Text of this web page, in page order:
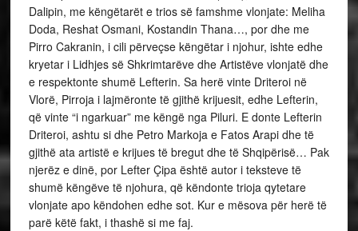
Dalipin, me këngëtarët e trios së famshme vlonjate: Meliha
Doda, Reshat Osmani, Kostandin Thana…, por dhe me
Pirro Cakranin, i cili përveçse këngëtar i njohur, ishte edhe
kryetar i Lidhjes së Shkrimtarëve dhe Artistëve vlonjatë dhe
e respektonte shumë Lefterin. Sa herë vinte Driteroi në
Vlorë, Pirroja i lajmëronte të gjithë krijuesit, edhe Lefterin,
që vinte “i ngarkuar” me këngë nga Piluri. E donte Lefterin
Driteroi, ashtu si dhe Petro Markoja e Fatos Arapi dhe të
gjithë ata artistë e krijues të bregut dhe të Shqipërisë… Pak
njerëz e dinë, por Lefter Çipa është autor i teksteve të
shumë këngëve të njohura, që këndonte trioja qytetare
vlonjate apo këndohen edhe sot. Kur e mësova për herë të
parë këtë fakt, i thashë si me faj.